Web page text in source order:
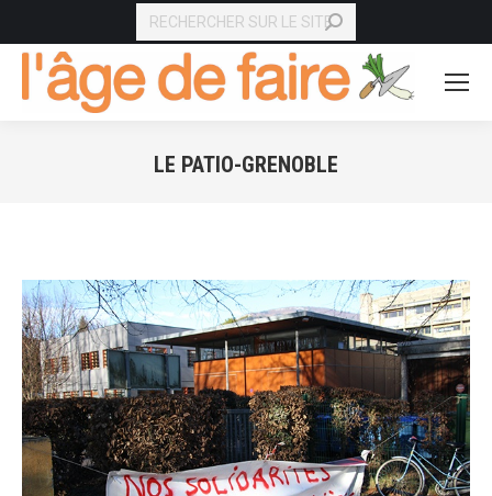
RECHERCHE
LE PATIO-GRENOBLE